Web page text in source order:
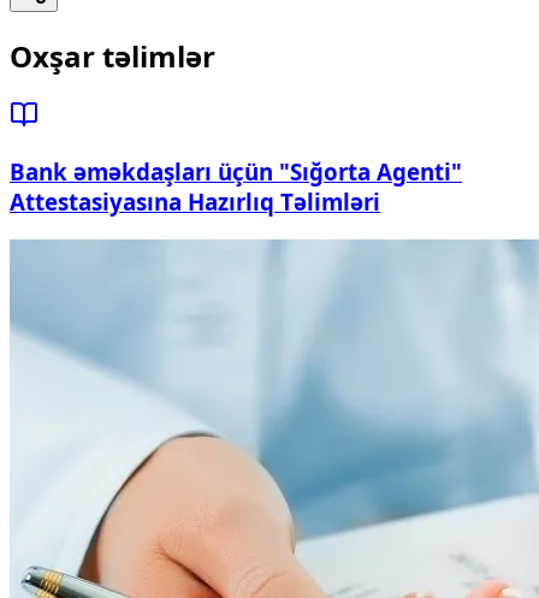
Oxşar təlimlər
Bank əməkdaşları üçün "Sığorta Agenti"
Attestasiyasına Hazırlıq Təlimləri